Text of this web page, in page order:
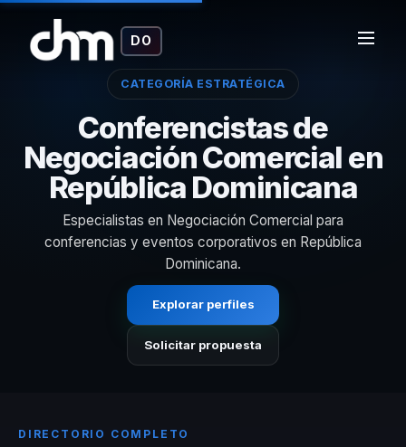
DO
CATEGORÍA ESTRATÉGICA
Conferencistas de
Negociación Comercial en
República Dominicana
Especialistas en Negociación Comercial para
conferencias y eventos corporativos en República
Dominicana.
Explorar perfiles
Solicitar propuesta
DIRECTORIO COMPLETO